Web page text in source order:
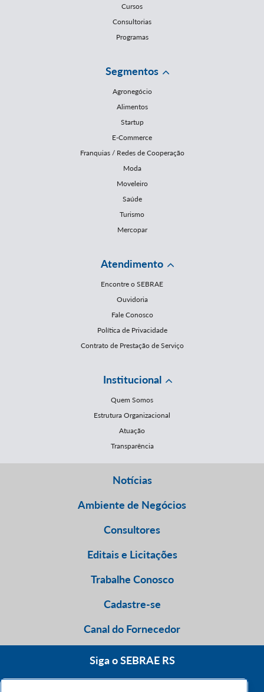
Cursos
Consultorias
Programas
Segmentos
Agronegócio
Alimentos
Startup
E-Commerce
Franquias / Redes de Cooperação
Moda
Moveleiro
Saúde
Turismo
Mercopar
Atendimento
Encontre o SEBRAE
Ouvidoria
Fale Conosco
Política de Privacidade
Contrato de Prestação de Serviço
Institucional
Quem Somos
Estrutura Organizacional
Atuação
Transparência
Notícias
Ambiente de Negócios
Consultores
Editais e Licitações
Trabalhe Conosco
Cadastre-se
Canal do Fornecedor
Siga o SEBRAE RS